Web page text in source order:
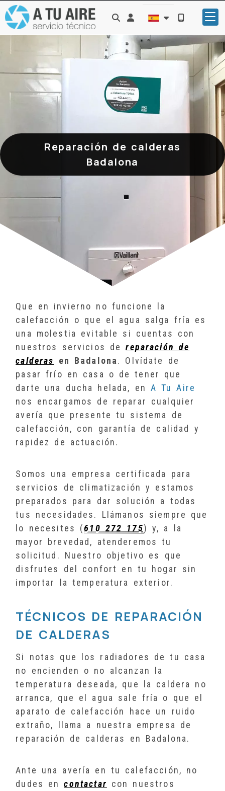
Identifícate
Reparación de calderas
Badalona
Que en invierno no funcione la
calefacción o que el agua salga fría es
una molestia evitable si cuentas con
nuestros servicios dereparación de
calderas
en Badalona. Olvídate de
pasar frío en casa o de tener que
darte una ducha helada, en A Tu Aire
nos encargamos de reparar cualquier
avería que presente tu sistema de
calefacción, con garantía de calidad y
rapidez de actuación.
Somos una empresa certificada para
servicios de climatización y estamos
preparados para dar solución a todas
tus necesidades. Llámanos siempre que
lo necesites (610 272 175) y, a la
mayor brevedad, atenderemos tu
solicitud. Nuestro objetivo es que
disfrutes del confort en tu hogar sin
importar la temperatura exterior.
TÉCNICOS DE REPARACIÓN
DE CALDERAS
Si notas que los radiadores de tu casa
no encienden o no alcanzan la
temperatura deseada, que la caldera no
arranca, que el agua sale fría o que el
aparato de calefacción hace un ruido
extraño, llama a nuestra empresa de
reparación de calderas en Badalona.
Ante una avería en tu calefacción, no
dudes encontactar con nuestros